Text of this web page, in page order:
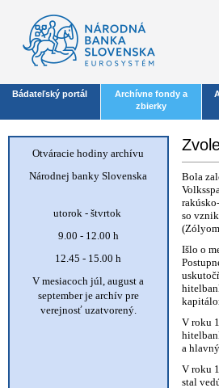
Bádateľský portál
Archívne fondy a
zbierky
Otváracie hodiny archívu
Národnej banky Slovenska
utorok - štvrtok
9.00 - 12.00 h
12.45 - 15.00 h
V mesiacoch júl, august a
september je archív pre
verejnosť uzatvorený.
Bola
so
Išlo o
V roku
a
V roku
stal